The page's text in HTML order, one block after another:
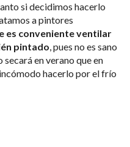
si decidimos hacerlo
a pintores
es conveniente ventilar
pintado, pues no es sano
en verano que en
hacerlo por el frío